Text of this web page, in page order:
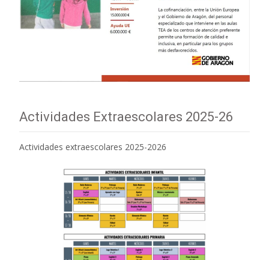
Actividades Extraescolares 2025-26
Actividades extraescolares 2025-2026